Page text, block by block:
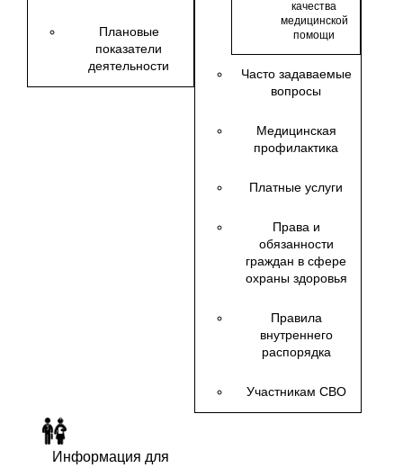
Плановые
показатели
деятельности
качества
медицинской
помощи
Часто задаваемые
вопросы
Медицинская
профилактика
Платные услуги
Права и
обязанности
граждан в сфере
охраны здоровья
Правила
внутреннего
распорядка
Участникам СВО
Информация для